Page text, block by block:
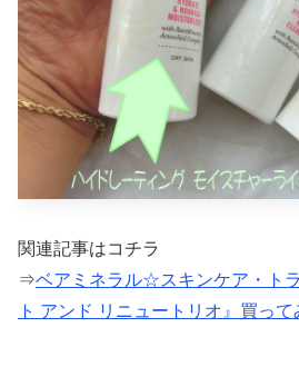
関連記事はコチラ
⇒ベアミネラル☆スキンケア・ト
ト アンド リニュートリオ』買って